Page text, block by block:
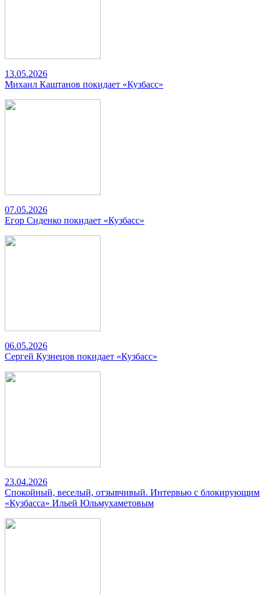
13.05.2026
Михаил Каштанов покидает «Кузбасс»
07.05.2026
Егор Сиденко покидает «Кузбасс»
06.05.2026
Сергей Кузнецов покидает «Кузбасс»
23.04.2026
Спокойный, веселый, отзывчивый. Интервью с блокирующим
«Кузбасса» Ильей Юльмухаметовым